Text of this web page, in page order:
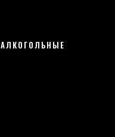
АЛКОГОЛЬНЫЕ